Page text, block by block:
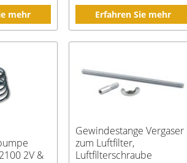
mehr Erfahren Sie mehr
2V &
Gewindestange Vergaser
zum Luftfilter,
Luftfilterschraube